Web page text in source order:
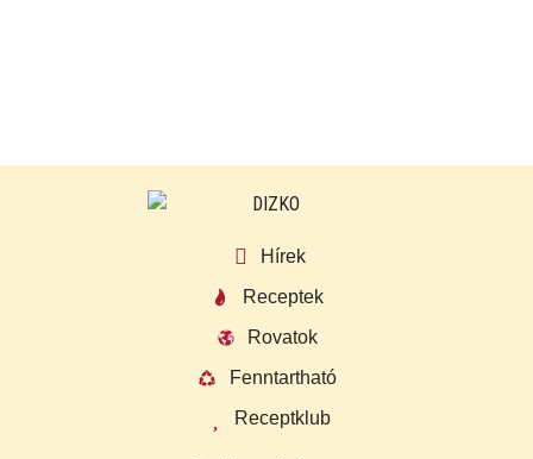
Hírek
Receptek
Rovatok
Fenntartható
Receptklub